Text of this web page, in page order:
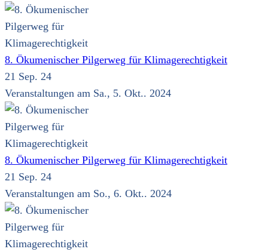
8. Ökumenischer Pilgerweg für Klimagerechtigkeit
21 Sep. 24
Veranstaltungen am Sa., 5. Okt.. 2024
8. Ökumenischer Pilgerweg für Klimagerechtigkeit
21 Sep. 24
Veranstaltungen am So., 6. Okt.. 2024